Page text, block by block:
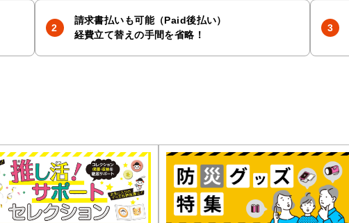
請求書払いも可能（Paid後払い）
経費立て替えの手間を省略！